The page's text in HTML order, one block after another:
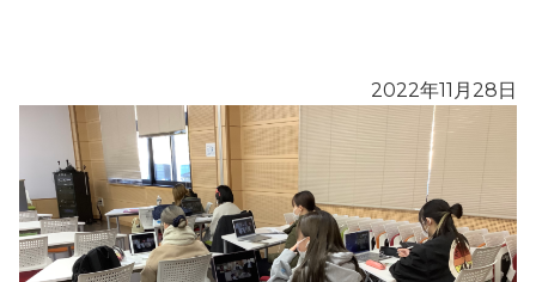
2022年11月28日